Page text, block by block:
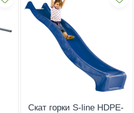
Скат горки S-line HDPE-